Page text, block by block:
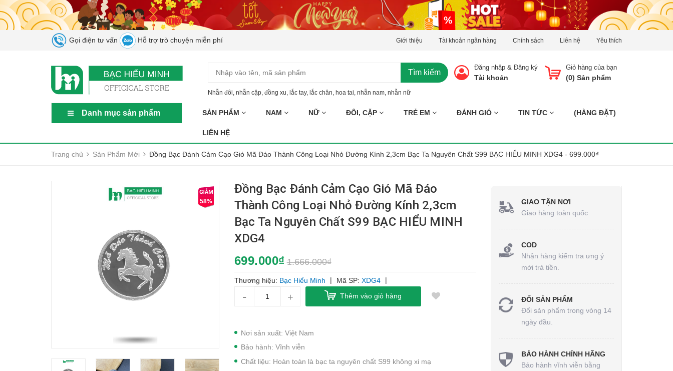
Gọi điện tư vấn Hỗ trợ trò chuyện miễn phí Giới thiệu Tài khoản ngân hàng Chính sách Liên hệ Yêu thích
Tìm kiếm
Nhẫn đôi nhẫn cặp đồng xu lắc tay, lắc chân hoa tai nhẫn nam nhẫn nữ
Giỏ hàng của bạn
(0) Sản phẩm
Đăng nhập & Đăng ký
Tài khoản
Danh mục sản phẩm SẢN PHẨM NAM NỮ ĐÔI, CẶP TRẺ EM ĐÁNH GIÓ TIN TỨC (HÀNG ĐẶT)
LIÊN HỆ
Trang chủ Sản Phẩm Mới Đồng Bạc Đánh Cảm Cạo Gió Mã Đáo Thành Công Loại Nhỏ Đường Kính 2,3cm Bạc Ta Nguyên Chất S99 BẠC HIỂU MINH XDG4 - 699.000₫
58%
Đồng Bạc Đánh Cảm Cạo Gió Mã Đáo
Thành Công Loại Nhỏ Đường Kính 2,3cm
Bạc Ta Nguyên Chất S99 BẠC HIỂU MINH
XDG4
699.000₫ 1.666.000₫
Thương hiệu: Bạc Hiểu Minh | Mã SP: XDG4 |
- + Thêm vào giỏ hàng
Nơi sản xuất: Việt Nam
Bảo hành: Vĩnh viễn
Chất liệu: Hoàn toàn là bạc ta nguyên chất S99 không xi mạ
GIAO TẬN NƠI
Giao hàng toàn quốc
COD
Nhận hàng kiểm tra ưng ý
mới trả tiền.
ĐỔI SẢN PHẨM
Đổi sản phẩm trong vòng 14
ngày đầu.
BẢO HÀNH CHÍNH HÃNG
Bảo hành vĩnh viễn bằng